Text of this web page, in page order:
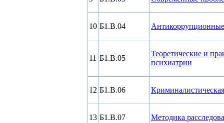
10 Б1.В.04 Антикоррупционные
11 Б1.В.05
Теоретические и
психиатрии
12 Б1.В.06
13 Б1.В.07 Методика